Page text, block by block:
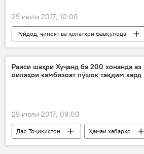
29 июли 2017, 10:00
Рӯйдод, ҷиноят ва ҳолатҳои фавқулода
Ҳамаи хабарҳо
садама
Дар Тоҷикистон
Бохтар
Раиси шаҳри Хуҷанд ба 200 хонанда аз
оилаҳои камбизоат пӯшок тақдим кард
29 июли 2017, 09:00
Дар Тоҷикистон
Ҳамаи хабарҳо
Суғд
мактаб намоишгоҳ